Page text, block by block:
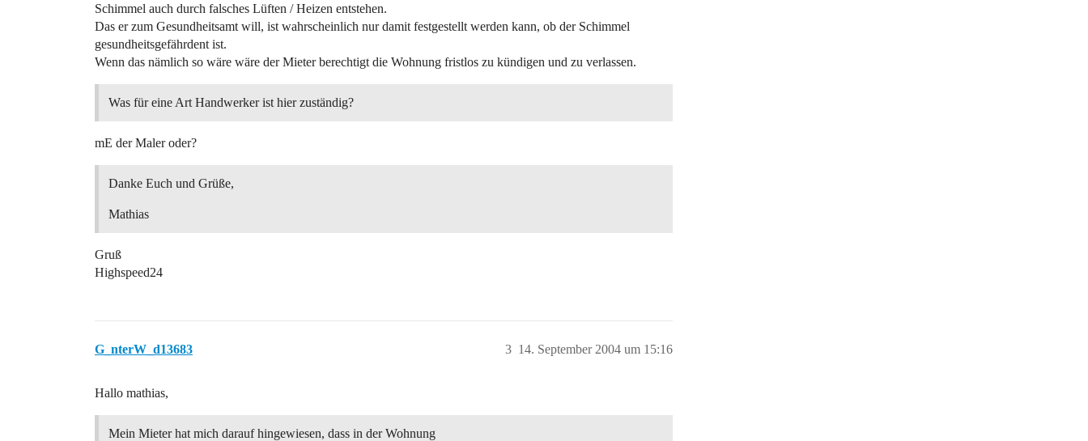
Schimmel auch durch falsches Lüften / Heizen entstehen.
Das er zum Gesundheitsamt will, ist wahrscheinlich nur damit festgestellt werden kann, ob der Schimmel
gesundheitsgefährdent ist.
Wenn das nämlich so wäre wäre der Mieter berechtigt die Wohnung fristlos zu kündigen und zu verlassen.
Was für eine Art Handwerker ist hier zuständig?
mE der Maler oder?
Danke Euch und Grüße,
Mathias
Gruß
Highspeed24
G_nterW_d13683 14. September 2004 um 15:16
3
Hallo mathias,
Mein Mieter hat mich darauf hingewiesen, dass in der Wohnung